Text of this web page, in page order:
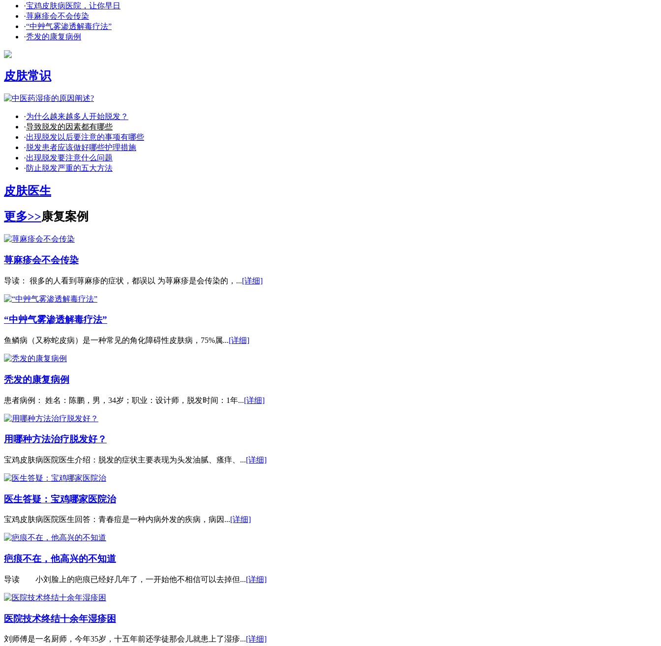
·宝鸡皮肤病医院，让你早日
·荨麻疹会不会传染
·“中艸气雾渗透解毒疗法”
·秃发的康复病例
皮肤常识
·为什么越来越多人开始脱发？
·导致脱发的因素都有哪些
·出现脱发以后要注意的事项有哪些
·脱发患者应该做好哪些护理措施
·出现脱发要注意什么问题
·防止脱发严重的五大方法
皮肤医生
更多>>康复案例
荨麻疹会不会传染
导读： 很多的人看到荨麻疹的症状，都误以 为荨麻疹是会传染的，...[详细]
“中艸气雾渗透解毒疗法”
鱼鳞病（又称蛇皮病）是一种常见的角化障碍性皮肤病，75%属...[详细]
秃发的康复病例
患者病例： 姓名：陈鹏，男，34岁；职业：设计师，脱发时间：1年...[详细]
用哪种方法治疗脱发好？
宝鸡皮肤病医院医生介绍：脱发的症状主要表现为头发油腻、瘙痒、...[详细]
医生答疑：宝鸡哪家医院治
宝鸡皮肤病医院医生回答：青春痘是一种内病外发的疾病，病因...[详细]
疤痕不在，他高兴的不知道
导读 小刘脸上的疤痕已经好几年了，一开始他不相信可以去掉但...[详细]
医院技术终结十余年湿疹困
刘师傅是一名厨师，今年35岁，十五年前还学徒那会儿就患上了湿疹...[详细]